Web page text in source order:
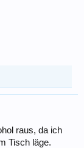
raus, da ich
Tisch läge.